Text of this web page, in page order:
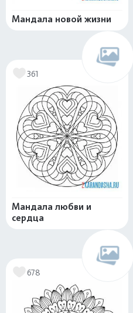
Мандала новой жизни
361
Мандала любви и
сердца
678